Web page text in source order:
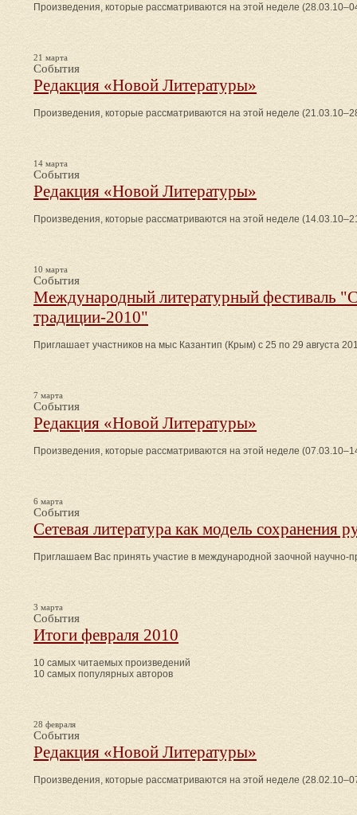
Произведения, которые рассматриваются на этой неделе
21 марта
События
Редакция «Новой Литературы»
Произведения, которые рассматриваются на этой неделе
14 марта
События
Редакция «Новой Литературы»
Произведения, которые рассматриваются на этой неделе
10 марта
События
Международный литературный фестиваль
традиции-2010"
Приглашает участников на мыс Казантип (Крым) с 25 по 29 августа
7 марта
События
Редакция «Новой Литературы»
Произведения, которые рассматриваются на этой неделе
6 марта
События
Сетевая литература как модель сохранения
Приглашаем Вас принять участие в международной заочной научно-
3 марта
События
Итоги февраля 2010
10 самых читаемых произведений
10 самых популярных авторов
28 февраля
События
Редакция «Новой Литературы»
Произведения, которые рассматриваются на этой неделе